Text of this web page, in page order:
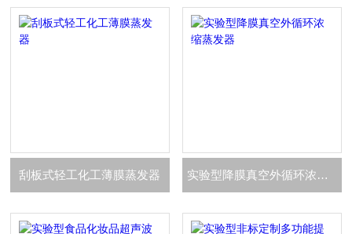
刮板式轻工化工薄膜蒸发器 实验型降膜真空外循环浓缩蒸发器